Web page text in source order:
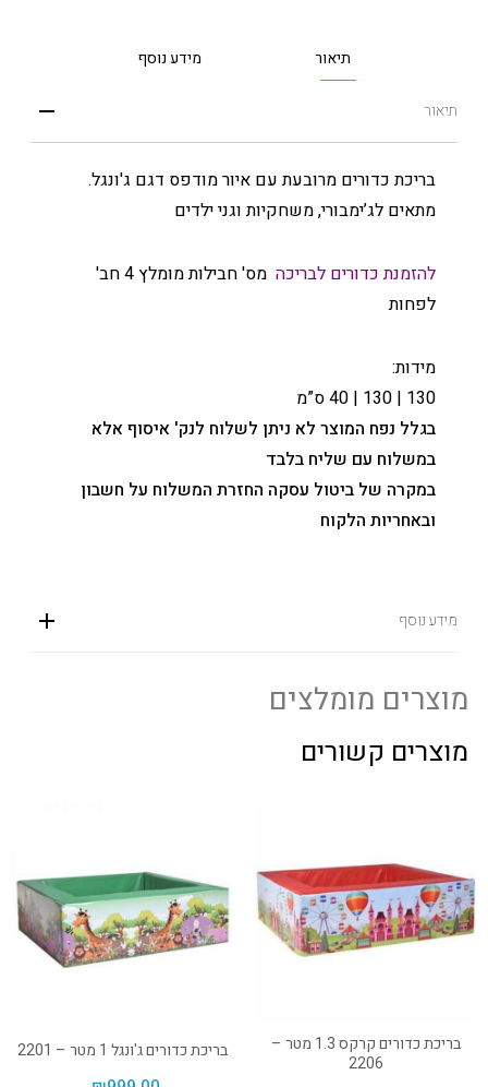
תיאור מידע נוסף
תיאור
בריכת כדורים מרובעת עם איור מודפס דגם ג'ונגל.
מתאים לג’ימבורי, משחקיות וגני ילדים
להזמנת כדורים לבריכה
מס' חבילות מומלץ 4 חב'
לפחות
מידות:
130 | 130 | 40 ס”מ
בגלל נפח המוצר לא ניתן לשלוח לנק' איסוף אלא
במשלוח עם שליח בלבד
במקרה של ביטול עסקה החזרת המשלוח על חשבון
ובאחריות הלקוח
מידע נוסף
מוצרים מומלצים
מוצרים קשורים
בריכת כדורים קרקס 1.3 מטר –
2206
בריכת כדורים ג'ונגל 1 מטר – 2201